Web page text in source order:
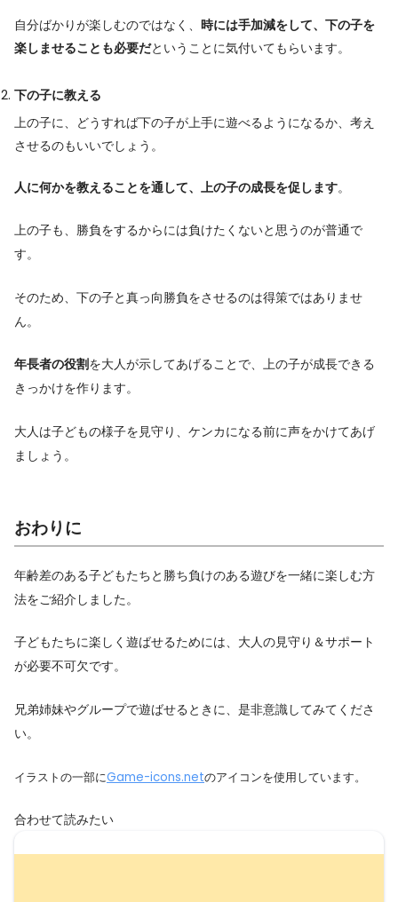
自分ばかりが楽しむのではなく、 時には手加減をして、下の子を
楽しませることも必要だということに気付いてもらいます。
下の子に教える
上の子に、どうすれば下の子が上手に遊べるようになるか、考え
させるのもいいでしょう。
人に何かを教えることを通して、上の子の成長を促します。
上の子も、勝負をするからには負けたくないと思うのが普通で
す。
そのため、下の子と真っ向勝負をさせるのは得策ではありませ
ん。
年長者の役割を大人が示してあげることで、上の子が成長できる
きっかけを作ります。
大人は子どもの様子を見守り、ケンカになる前に声をかけてあげ
ましょう。
おわりに
年齢差のある子どもたちと勝ち負けのある遊びを一緒に楽しむ方
法をご紹介しました。
子どもたちに楽しく遊ばせるためには、大人の見守り＆サポート
が必要不可欠です。
兄弟姉妹やグループで遊ばせるときに、是非意識してみてくださ
い。
イラストの一部にGame-icons.netのアイコンを使用しています。
合わせて読みたい